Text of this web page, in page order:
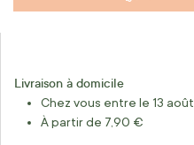
Livraison à domicile
Chez vous entre le 13
À partir de 7,90 €